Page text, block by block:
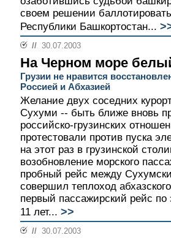
своем решении
Республики Башкортостан...
// 30.07.2003
На Черном море
Грузии не нравится
Россией и Абхазией
Желание двух соседних
Сухуми -- быть ближе вновь
российско-грузинских
протестовали против пуска
на этот раз в грузинской
возобновление морского
пробный рейс между
совершил теплоход
первый пассажирский рейс
11 лет... >>
// 30.07.2003